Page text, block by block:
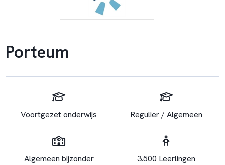
Porteum
Voortgezet onderwijs Regulier / Algemeen
Algemeen bijzonder 3.500 Leerlingen